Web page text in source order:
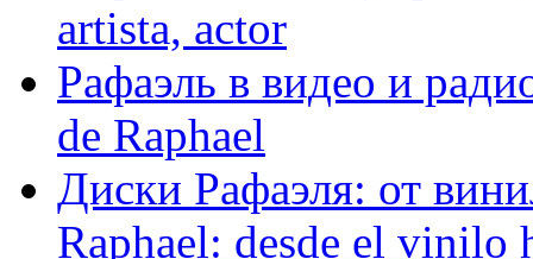
artista, actor
Рафаэль в видео и
de Raphael
Диски Рафаэля: от
Raphael: desde el vinilo